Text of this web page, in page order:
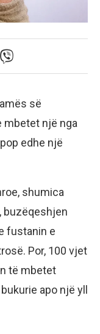
së
mbetet një nga
edhe një
shumica
buzëqeshjen
fustanin e
Por, 100 vjet
të mbetet
apo një yll